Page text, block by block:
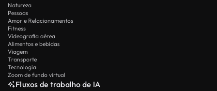
Natureza
Pessoas
Amor e Relacionamentos
Fitness
Videografia aérea
Alimentos e bebidas
Viagem
Transporte
Tecnologia
Zoom de fundo virtual
Fluxos de trabalho de IA